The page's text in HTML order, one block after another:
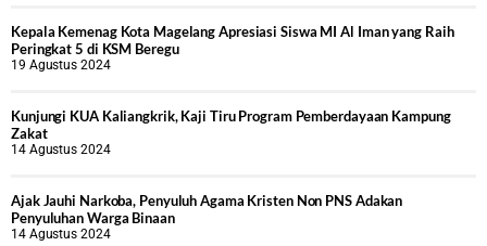
Kepala Kemenag Kota Magelang Apresiasi Siswa MI Al Iman yang Raih
Peringkat 5 di KSM Beregu
19 Agustus 2024
Kunjungi KUA Kaliangkrik, Kaji Tiru Program Pemberdayaan Kampung
Zakat
14 Agustus 2024
Ajak Jauhi Narkoba, Penyuluh Agama Kristen Non PNS Adakan
Penyuluhan Warga Binaan
14 Agustus 2024